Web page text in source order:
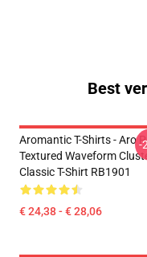
Best
Aromantic T-Shirts - Aro
Textured Waveform Cluster
Classic T-Shirt RB1901
€ 24,38 - € 28,06
-